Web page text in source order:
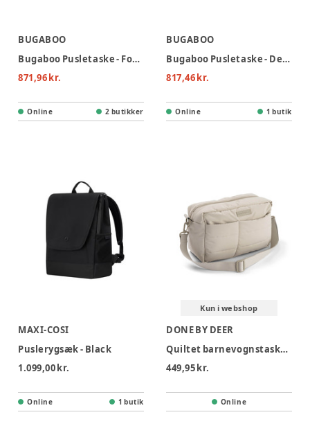
BUGABOO
Bugaboo Pusletaske - Forest Green
871,96 kr.
Online 2 butikker
BUGABOO
Bugaboo Pusletaske - Deep Indigo
817,46 kr.
Online 1 butik
MAXI-COSI
Puslerygsæk - Black
1.099,00 kr.
Online 1 butik
Kun i webshop
DONE BY DEER
Quiltet barnevognstaske Sand
449,95 kr.
Online